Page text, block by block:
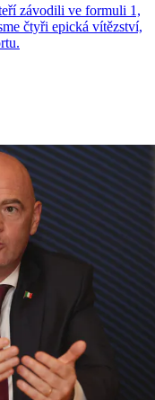
závodili ve formuli 1,
čtyři epická vítězství,